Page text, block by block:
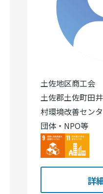
土佐地区商工会
土佐郡土佐町田
村環境改善セン
団体・NPO等
Image Image
詳